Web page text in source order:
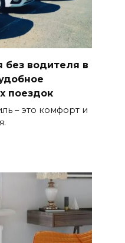
без водителя в
поездок
– это комфорт и